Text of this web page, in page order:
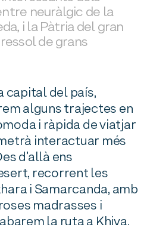
neuràlgic de la
i la Pàtria del gran
de grans
capital del país,
alguns trajectes en
i ràpida de viatjar
interactuar més
d’allà ens
recorrent les
i Samarcanda, amb
madrasses i